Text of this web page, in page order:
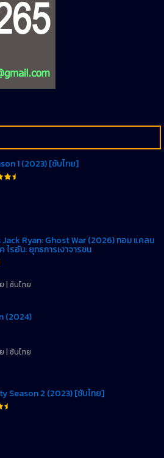
1 (2023) [ซับไทย]
Jack Ryan: Ghost War (2026) ทอม แคลน
รอัน: ยุทธการเงาจารชน
| ซับไทย
(2024)
| ซับไทย
Season 2 (2023) [ซับไทย]